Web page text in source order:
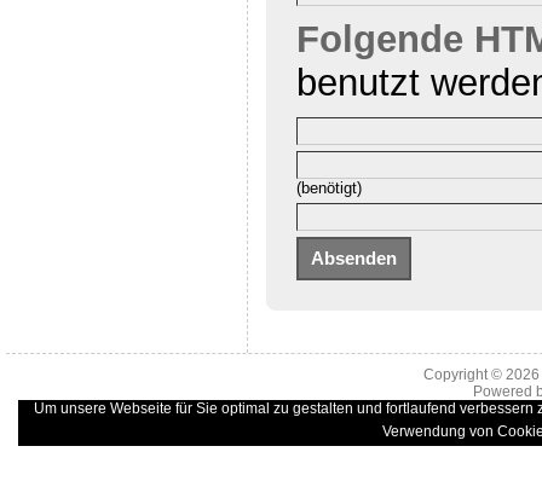
Folgende
benutzt
(benötigt)
Copyright ©
Powered
Um unsere Webseite für Sie optimal zu gestalten und fortlaufend
Verwendung von